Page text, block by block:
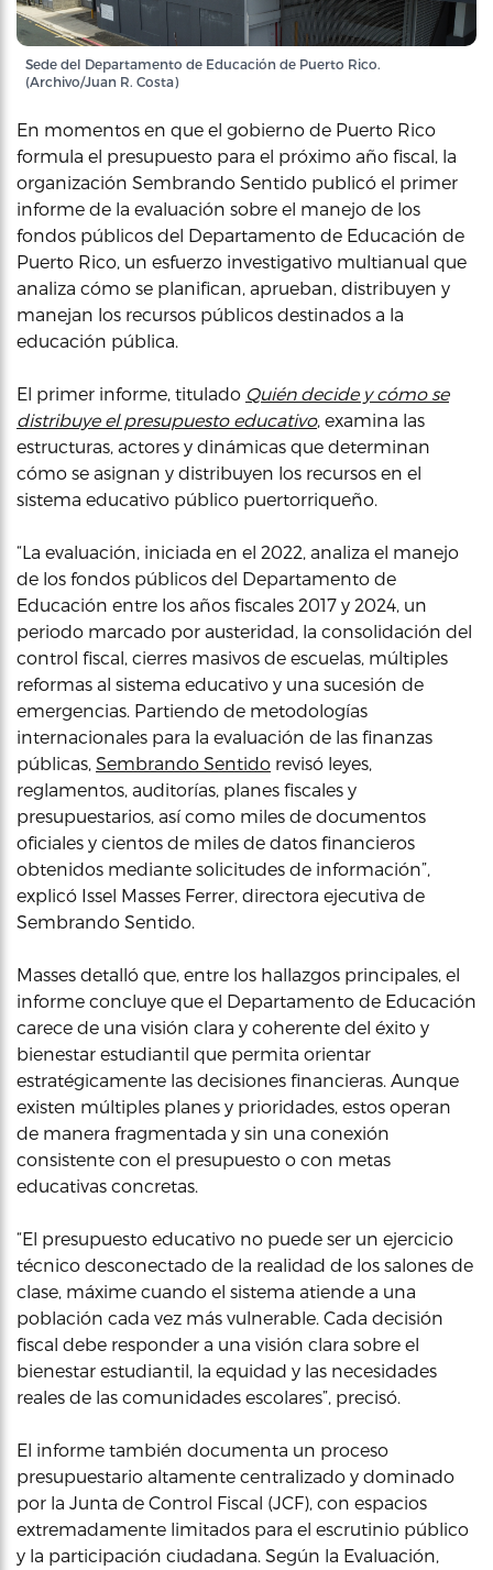
Sede del Departamento de Educación de Puerto Rico.
(Archivo/Juan R. Costa)
En momentos en que el gobierno de Puerto Rico
formula el presupuesto para el próximo año fiscal, la
organización Sembrando Sentido publicó el primer
informe de la evaluación sobre el manejo de los
fondos públicos del Departamento de Educación de
Puerto Rico, un esfuerzo investigativo multianual que
analiza cómo se planifican, aprueban, distribuyen y
manejan los recursos públicos destinados a la
educación pública.
El primer informe, titulado Quién decide y cómo se
distribuye el presupuesto educativo, examina las
estructuras, actores y dinámicas que determinan
cómo se asignan y distribuyen los recursos en el
sistema educativo público puertorriqueño.
“La evaluación, iniciada en el 2022, analiza el manejo
de los fondos públicos del Departamento de
Educación entre los años fiscales 2017 y 2024, un
periodo marcado por austeridad, la consolidación del
control fiscal, cierres masivos de escuelas, múltiples
reformas al sistema educativo y una sucesión de
emergencias. Partiendo de metodologías
internacionales para la evaluación de las finanzas
públicas, Sembrando Sentido revisó leyes,
reglamentos, auditorías, planes fiscales y
presupuestarios, así como miles de documentos
oficiales y cientos de miles de datos financieros
obtenidos mediante solicitudes de información”,
explicó Issel Masses Ferrer, directora ejecutiva de
Sembrando Sentido.
Masses detalló que, entre los hallazgos principales, el
informe concluye que el Departamento de Educación
carece de una visión clara y coherente del éxito y
bienestar estudiantil que permita orientar
estratégicamente las decisiones financieras. Aunque
existen múltiples planes y prioridades, estos operan
de manera fragmentada y sin una conexión
consistente con el presupuesto o con metas
educativas concretas.
“El presupuesto educativo no puede ser un ejercicio
técnico desconectado de la realidad de los salones de
clase, máxime cuando el sistema atiende a una
población cada vez más vulnerable. Cada decisión
fiscal debe responder a una visión clara sobre el
bienestar estudiantil, la equidad y las necesidades
reales de las comunidades escolares”, precisó.
El informe también documenta un proceso
presupuestario altamente centralizado y dominado
por la Junta de Control Fiscal (JCF), con espacios
extremadamente limitados para el escrutinio público
y la participación ciudadana. Según la Evaluación,